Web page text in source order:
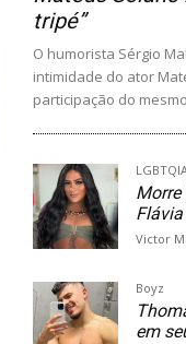
tripé”
O humorista Sérgio
intimidade do ator
participação do
Victor
Boyz
em